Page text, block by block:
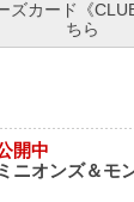
ズカード《
ちら
開中
ミニオンズ＆モ